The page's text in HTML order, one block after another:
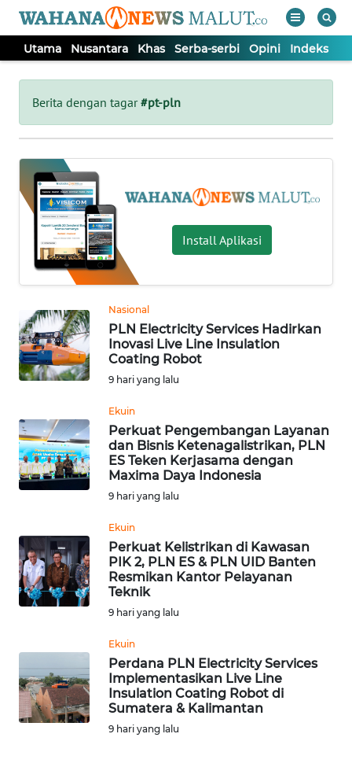
Utama Nusantara Khas Serba-serbi Opini Indeks
Berita dengan tagar#pt-pln
Install Aplikasi
Nasional
PLN Electricity Services Hadirkan
Inovasi Live Line Insulation
Coating Robot
9 hari yang lalu
Ekuin
Perkuat Pengembangan Layanan
dan Bisnis Ketenagalistrikan, PLN
ES Teken Kerjasama dengan
Maxima Daya Indonesia
9 hari yang lalu
Ekuin
Perkuat Kelistrikan di Kawasan
PIK 2, PLN ES & PLN UID Banten
Resmikan Kantor Pelayanan
Teknik
9 hari yang lalu
Ekuin
Perdana PLN Electricity Services
Implementasikan Live Line
Insulation Coating Robot di
Sumatera & Kalimantan
9 hari yang lalu
Tutup
UTAMA
NUSANTARA
KHAS
SERBA-
SERBI
OPINI
Informasi
BERITA
KONTAK
KAMI
IKLAN
TENTANG
KAMI
SIBER
REDAKSI